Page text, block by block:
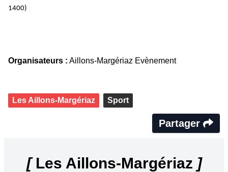
1400)
Organisateurs : Aillons-Margériaz Evènement
Les Aillons-Margériaz Sport
Partager
[Les Aillons-Margériaz ]